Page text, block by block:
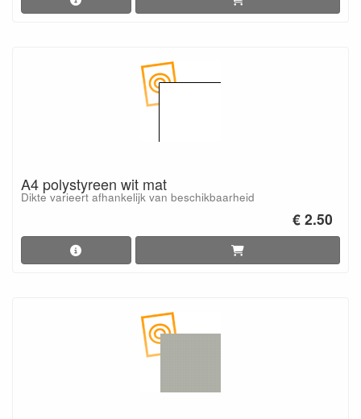
A4 polystyreen wit mat
Dikte varieert afhankelijk van beschikbaarheid
€ 2.50